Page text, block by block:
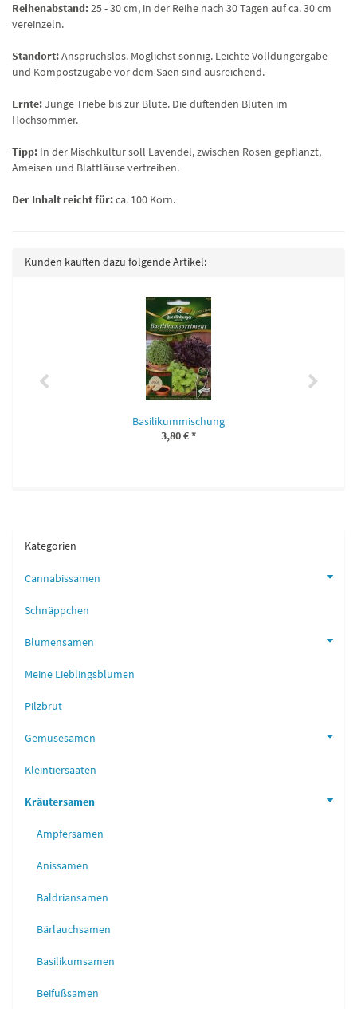
Reihenabstand:25 - 30 cm, in der Reihe nach 30 Tagen auf ca. 30 cm
vereinzeln.
Standort:Anspruchslos. Möglichst sonnig. Leichte Volldüngergabe
und Kompostzugabe vor dem Säen sind ausreichend.
Ernte:Junge Triebe bis zur Blüte. Die duftenden Blüten im
Hochsommer.
Tipp: In der Mischkultur soll Lavendel, zwischen Rosen gepflanzt,
Ameisen und Blattläuse vertreiben.
Der Inhalt reicht für:ca. 100 Korn.
Kunden kauften dazu folgende Artikel:
Basilikummischung
3,80 €*
Kategorien
Cannabissamen
Schnäppchen
Blumensamen
Meine Lieblingsblumen
Pilzbrut
Gemüsesamen
Kleintiersaaten
Kräutersamen
Ampfersamen
Anissamen
Baldriansamen
Bärlauchsamen
Basilikumsamen
Beifußsamen